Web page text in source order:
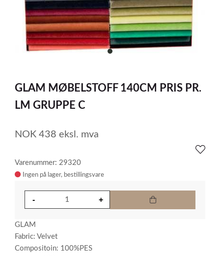
item
of
1
GLAM MØBELSTOFF 140CM PRIS PR.
LM GRUPPE C
NOK 438 eksl. mva
Varenummer: 29320
Ingen på lager
GLAM
Fabric: Velvet
Compositoin: 100%PES